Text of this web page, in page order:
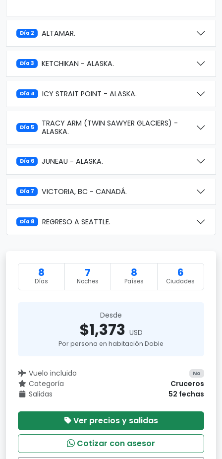
Día 2 ALTAMAR.
Día 3 KETCHIKAN - ALASKA.
Día 4 ICY STRAIT POINT - ALASKA.
Día 5
TRACY ARM (TWIN SAWYER GLACIERS) -
ALASKA.
Día 6 JUNEAU - ALASKA.
Día 7 VICTORIA, BC - CANADÁ.
Día 8 REGRESO A SEATTLE.
8
Días
7
Noches
8
Países
6
Ciudades
Desde
$1,373 USD
Por persona en habitación Doble
Vuelo incluido No
Categoría
Cruceros
Salidas
52 fechas
Ver precios y salidas
Cotizar con asesor